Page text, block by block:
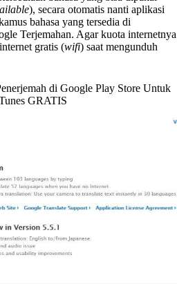
), secara otomatis nanti aplikasi
bahasa yang tersedia di
Terjemahan. Agar kuota internetnya
gratis (wifi) saat mengunduh
di Google Play Store Untuk
GRATIS